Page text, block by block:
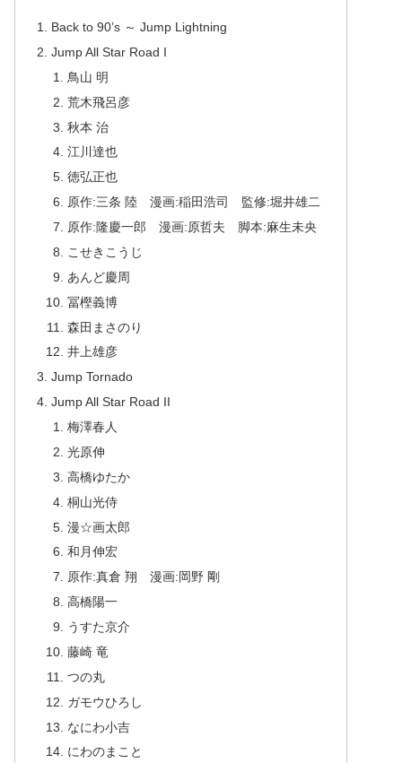
Back to 90’s ～ Jump Lightning
Jump All Star Road I
鳥山 明
荒木飛呂彦
秋本 治
江川達也
徳弘正也
原作:三条 陸 漫画:稲田浩司 監修:堀井雄二
原作:隆慶一郎 漫画:原哲夫 脚本:麻生未央
こせきこうじ
あんど慶周
冨樫義博
森田まさのり
井上雄彦
Jump Tornado
Jump All Star Road II
梅澤春人
光原伸
高橋ゆたか
桐山光侍
漫☆画太郎
和月伸宏
原作:真倉 翔 漫画:岡野 剛
高橋陽一
うすた京介
藤崎 竜
つの丸
ガモウひろし
なにわ小吉
にわのまこと